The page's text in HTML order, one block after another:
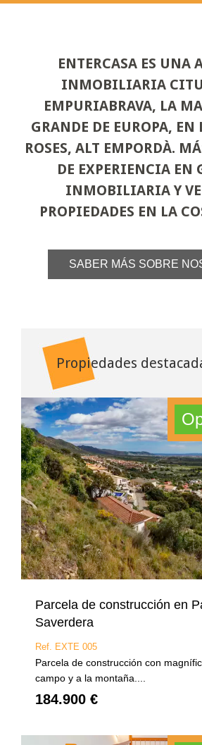
ENTERCASA ES UNA
INMOBILIARIA
EMPURIABRAVA, LA
GRANDE DE EUROPA,
ROSES, ALT EMPORDÀ.
DE EXPERIENCIA EN
INMOBILIARIA Y
PROPIEDADES EN LA
SABER MÁS SOBRE
Propiedades
Parcela de construcción en
Saverdera
Ref. EXTE 005
Parcela de construcción con
campo y a la montaña....
184.900 €